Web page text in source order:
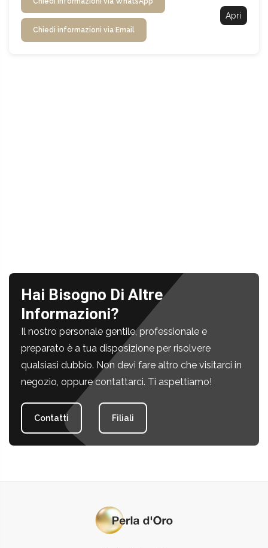
Chiedi informazioni via Email
Apri
Hai Bisogno Di Altre
Informazioni?
Il nostro personale gentile, professionale e
preparato è a tua disposizione per risolvere
qualsiasi dubbio. Non devi fare altro che visitarci in
negozio, oppure contattarci. Ti aspettiamo!
Contatti Filiali